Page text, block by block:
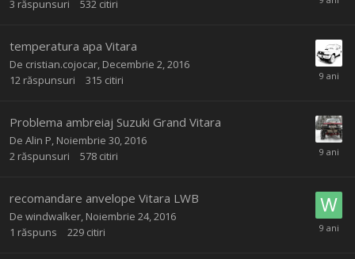
3 răspunsuri 532 citiri
temperatura apa Vitara
De cristian.cojocar Decembrie 2, 2016
12 răspunsuri 315 citiri
Problema ambreiaj Suzuki Grand Vitara
De Alin P Noiembrie 30, 2016
2 răspunsuri 578 citiri
recomandare anvelope Vitara LWB
De windwalker Noiembrie 24, 2016
1 răspuns 229 citiri